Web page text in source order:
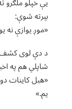
بېرته شوې:
«موږ یوازې نه
د دې لوی کشف
شاپلي هم په
«هبل کاینات
یم.»